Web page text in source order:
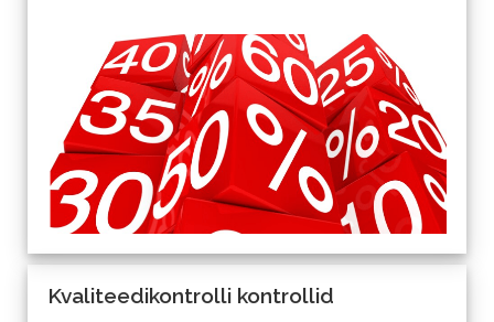
Kvaliteedikontrolli kontrollid